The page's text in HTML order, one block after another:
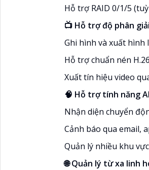
Hỗ trợ RAID 0/1/5
📺 Hỗ trợ độ phân
Ghi hình và xuất hình
Hỗ trợ chuẩn nén
Xuất tín hiệu video
🧠 Hỗ trợ tính năng
Nhận diện chuyển
Cảnh báo qua email,
Quản lý nhiều khu
🌐 Quản lý từ xa linh